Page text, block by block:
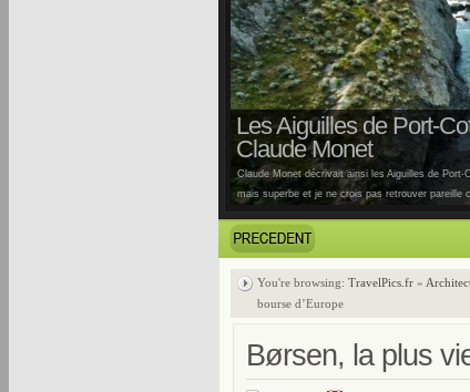
Les Aiguilles de Port-
Claude Monet
Claude Monet décrivait ainsi les Aiguilles de Port-
mais superbe et je ne crois pas retrouver pareille
You're browsing: TravelPics.fr »
bourse d’Europe
Børsen, la plus